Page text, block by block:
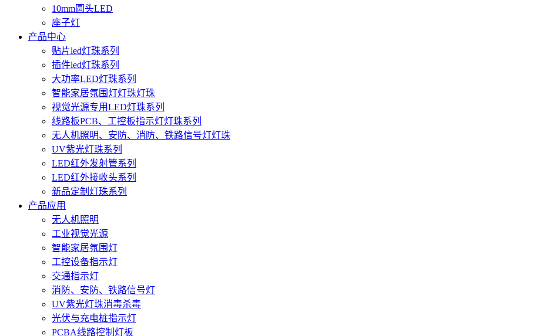
10mm圆头LED
座子灯
产品中心
贴片led灯珠系列
插件led灯珠系列
大功率LED灯珠系列
智能家居氛围灯灯珠灯珠
视觉光源专用LED灯珠系列
线路板PCB、工控板指示灯灯珠系列
无人机照明、安防、消防、铁路信号灯灯珠
UV紫光灯珠系列
LED红外发射管系列
LED红外接收头系列
新品定制灯珠系列
产品应用
无人机照明
工业视觉光源
智能家居氛围灯
工控设备指示灯
交通指示灯
消防、安防、铁路信号灯
UV紫光灯珠消毒杀毒
光伏与充电桩指示灯
PCBA线路控制灯板